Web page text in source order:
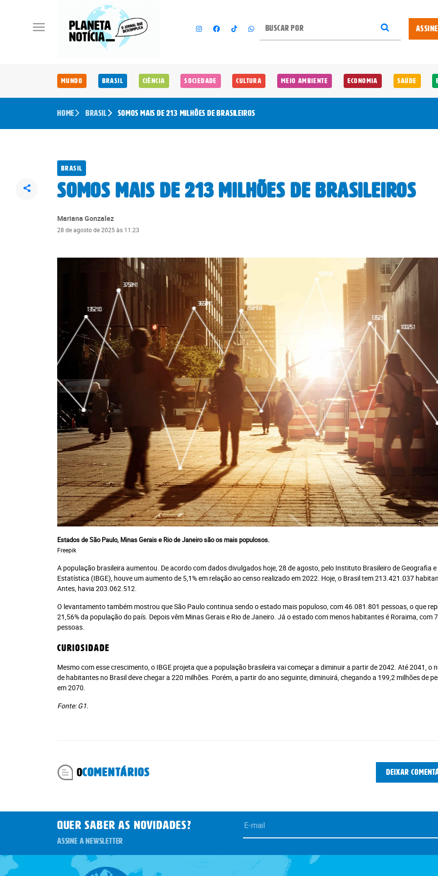
ASSINE
Mundo Brasil Ciência Sociedade Cultura Meio Ambiente Economia Saúde
Home Brasil Somos mais de 213 milhões de brasileiros
Brasil
Somos mais de 213 milhões de brasileiros
Mariana Gonzalez
28 de agosto de 2025 às 11:23
Estados de São Paulo, Minas Gerais e Rio de Janeiro são os mais populosos.
Freepik
A população brasileira aumentou. De acordo com dados divulgados hoje, 28 de agosto, pelo Instituto Brasileiro de Geografia e
Estatística (IBGE), houve um aumento de 5,1% em relação ao censo realizado em 2022. Hoje, o Brasil tem 213.421.037
Antes, havia 203.062.512.
O levantamento também mostrou que São Paulo continua sendo o estado mais populoso, com 46.081.801 pessoas, o que
21,56% da população do país. Depois vêm Minas Gerais e Rio de Janeiro. Já o estado com menos habitantes é Roraima, com
pessoas.
Curiosidade
Mesmo com esse crescimento, o IBGE projeta que a população brasileira vai começar a diminuir a partir de 2042. Até 2041, o
de habitantes no Brasil deve chegar a 220 milhões. Porém, a partir do ano seguinte, diminuirá, chegando a 199,2 milhões de
em 2070.
Fonte: G1.
0COMENTÁRIOS Deixar
QUER SABER AS novidades?
ASSINE A NEWSLETTER
Você atingiu o limite de acessos
Assine e tenha acesso ilimitado aos conteúdos Planeta Notícia.
Recomendado
Jornal Impresso + Portal +
Plataforma Leia Mais
Plano anual: R$ 280.00 ou
10x R$ 28,00
Jornal Impresso + Digital
Plano anual: R$ 240.00 ou
10x R$ 24,00
Plano